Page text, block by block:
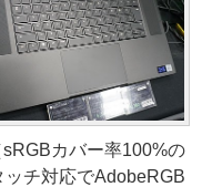
カバー率100%の
チ対応でAdobeRGB